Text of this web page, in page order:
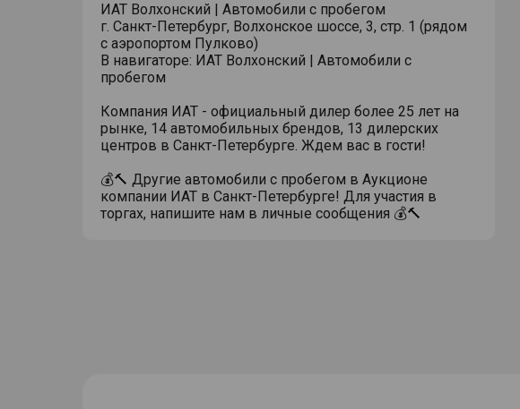
ИАТ Волхонский | Автомобили с пробегом
г. Санкт-Петербург, Волхонское шоссе, 3, стр. 1 (рядом
с аэропортом Пулково)
В навигаторе: ИАТ Волхонский | Автомобили с
пробегом
Компания ИАТ - официальный дилер более 25 лет на
рынке, 14 автомобильных брендов, 13 дилерских
центров в Санкт-Петербурге. Ждем вас в гости!
💰🔨 Другие автомобили с пробегом в Аукционе
компании ИАТ в Санкт-Петербурге! Для участия в
торгах, напишите нам в личные сообщения 💰🔨